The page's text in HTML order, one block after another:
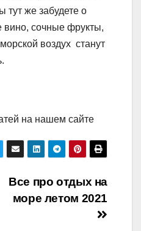
тут же забудете о
вино, сочные фрукты,
воздух станут
на нашем сайте
Все про отдых на
море летом 2021